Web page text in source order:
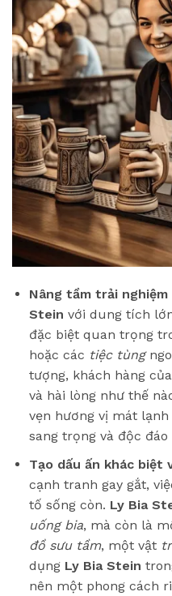
Nâng tầm trải
Stein với dung tích
đặc biệt quan trọng
hoặc các tiệc tùng
tượng, khách hàng
và hài lòng như thế
vẹn hương vị mát lạnh
sang trọng và độc đáo
Tạo dấu ấn khác biệt
cạnh tranh gay gắt,
tố sống còn. Ly Bia
uống bia, mà còn là
đồ sưu tầm, một vật
dụng Ly Bia Stein
nên một phong cách